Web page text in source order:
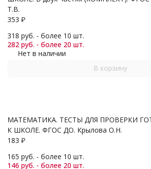
Т.В.
353 ₽
318 руб. - более 10 шт.
282 руб. - более 20 шт.
Нет в наличии
В корзину
МАТЕМАТИКА. ТЕСТЫ ДЛЯ ПРОВЕРКИ
К ШКОЛЕ. ФГОС ДО. Крылова О.Н.
183 ₽
165 руб. - более 10 шт.
146 руб. - более 20 шт.